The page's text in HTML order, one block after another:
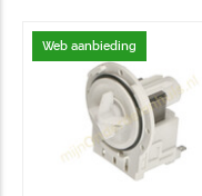
Web aanbieding